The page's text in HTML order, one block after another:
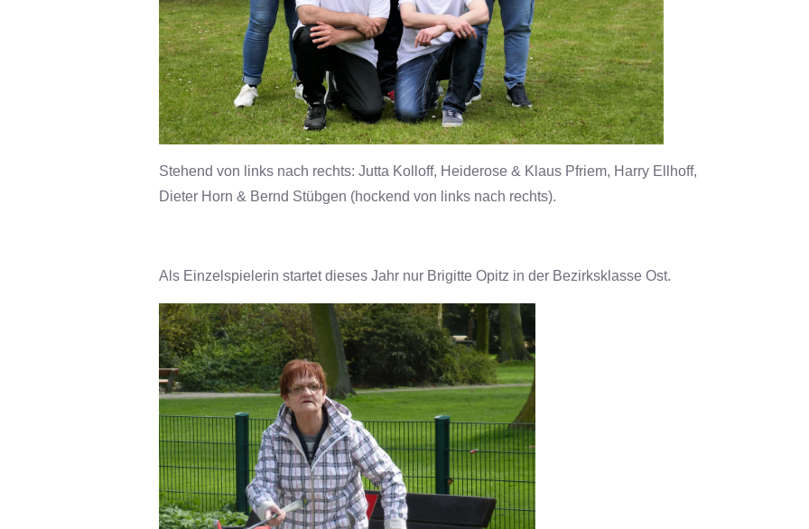
Stehend von links nach rechts: Jutta Kolloff, Heiderose & Klaus Pfriem, Harry Ellhoff,
Dieter Horn & Bernd Stübgen (hockend von links nach rechts).
Als Einzelspielerin startet dieses Jahr nur Brigitte Opitz in der Bezirksklasse Ost.